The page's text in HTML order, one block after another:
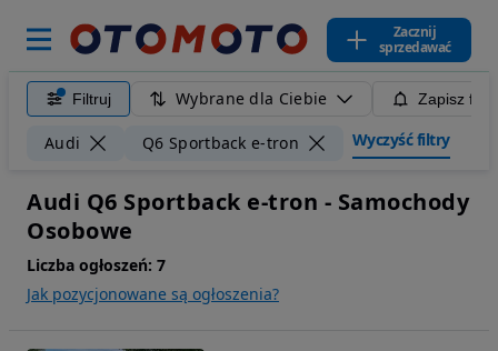
Zacznij
sprzedawać
Filtruj Wybrane dla Ciebie Zapisz
Audi Q6 Sportback e-tron Wyczyść filtry
Audi Q6 Sportback e-tron - Samochody
Osobowe
Liczba ogłoszeń: 7
Jak pozycjonowane są ogłoszenia?